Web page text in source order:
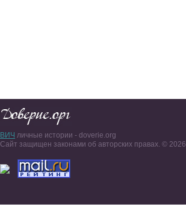
ВИЧ личные истории - doverie.org
Сайт защищен законами об авторских правах. © 2026